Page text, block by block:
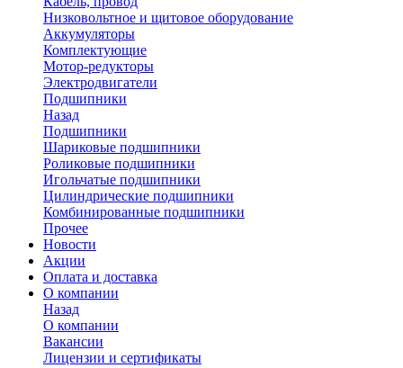
Низковольтное и щитовое оборудование
Аккумуляторы
Комплектующие
Мотор-редукторы
Электродвигатели
Подшипники
Назад
Подшипники
Шариковые подшипники
Роликовые подшипники
Игольчатые подшипники
Цилиндрические подшипники
Комбинированные подшипники
Прочее
Новости
Акции
Оплата и доставка
О компании
Назад
О компании
Вакансии
Лицензии и сертификаты